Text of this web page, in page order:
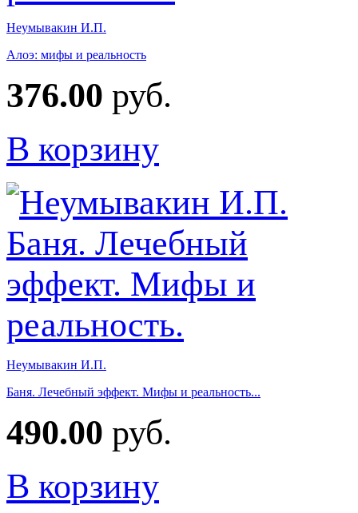
Неумывакин И.П.
Алоэ: мифы и реальность
376.00 руб.
В корзину
Неумывакин И.П.
Баня. Лечебный эффект. Мифы и реальность...
490.00 руб.
В корзину